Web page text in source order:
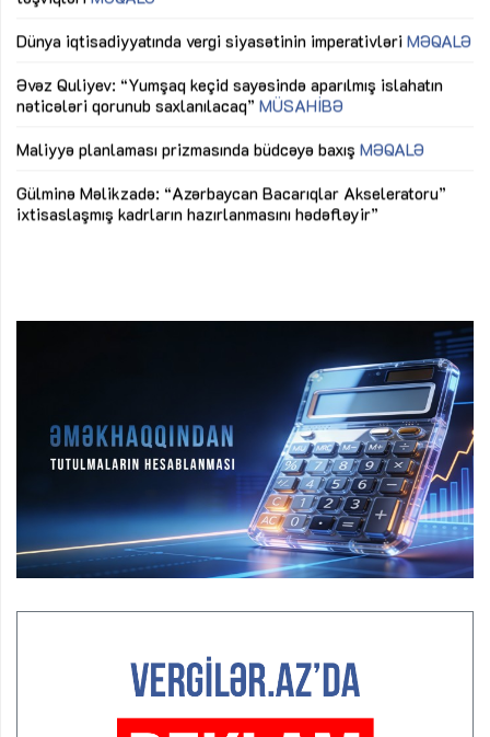
Dünya iqtisadiyyatında vergi siyasətinin imperativləri MƏQALƏ
Əvəz Quliyev: “Yumşaq keçid sayəsində aparılmış islahatın
nəticələri qorunub saxlanılacaq”MÜSAHİBƏ
Maliyyə planlaması prizmasında büdcəyə baxış MƏQALƏ
Gülminə Məlikzadə: “Azərbaycan Bacarıqlar Akseleratoru”
ixtisaslaşmış kadrların hazırlanmasını hədəfləyir”